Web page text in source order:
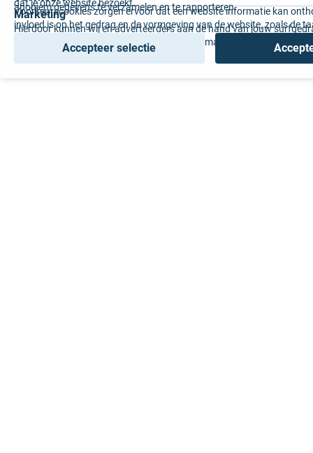
dat je onze website bezoekt.
anoniem gegevens te verzamelen en te rapporteren.
Voorkeurscookies zorgen ervoor dat een website informatie kan
invloed is op het gedrag en de vormgeving van de website, zoals de
Marketing
Hierdoor kunnen wij en adverteerders aan de hand van jouw
gepersonaliseerde online advertenties en op maat gemaakte content
Accepteer selectie